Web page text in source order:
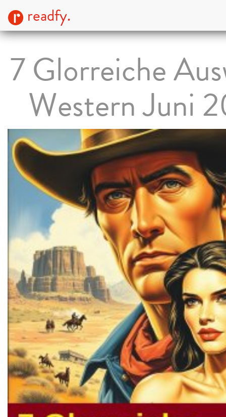
readfy.
7 Glorreiche
Western Juni